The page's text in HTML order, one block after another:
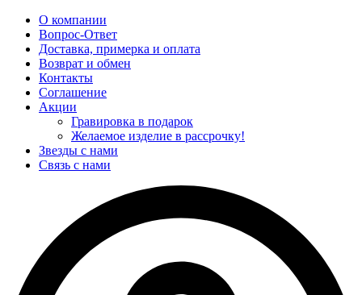
О компании
Вопрос-Ответ
Доставка, примерка и оплата
Возврат и обмен
Контакты
Соглашение
Акции
Гравировка в подарок
Желаемое изделие в рассрочку!
Звезды с нами
Связь с нами